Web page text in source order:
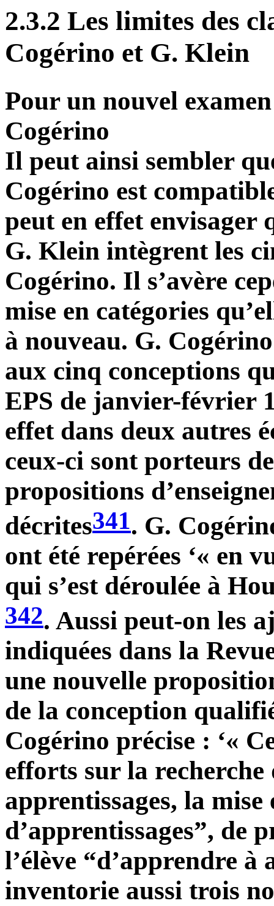
2.3.2 Les limites des
Cogérino et G. Klein
Pour un nouvel
Cogérino
Il peut ainsi sembler
Cogérino est
peut en effet envisager
G. Klein intègrent les
Cogérino. Il s’avère
mise en catégories
à nouveau. G.
aux cinq conceptions
EPS de janvier-février
effet dans deux autres
ceux-ci sont porteurs
propositions
décrites341. G.
ont été repérées ‘« en
qui s’est déroulée à
342. Aussi peut-on les
indiquées dans la
une nouvelle
de la conception
Cogérino précise : ‘«
efforts sur la recherche
apprentissages, la
d’apprentissages”, de
l’élève “d’apprendre
inventorie aussi trois